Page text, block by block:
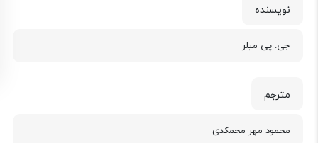
نویسنده
جی. پی میلر
مترجم
محمود مهر محمکدی